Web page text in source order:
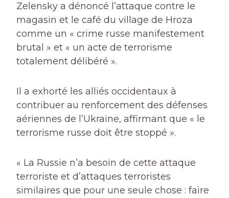
Zelensky a dénoncé l’attaque contre le
magasin et le café du village de Hroza
comme un « crime russe manifestement
brutal » et « un acte de terrorisme
totalement délibéré ».
Il a exhorté les alliés occidentaux à
contribuer au renforcement des défenses
aériennes de l’Ukraine, affirmant que « le
terrorisme russe doit être stoppé ».
« La Russie n’a besoin de cette attaque
terroriste et d’attaques terroristes
similaires que pour une seule chose : faire